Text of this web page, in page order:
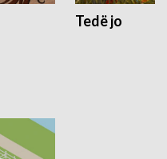
Tedë jo